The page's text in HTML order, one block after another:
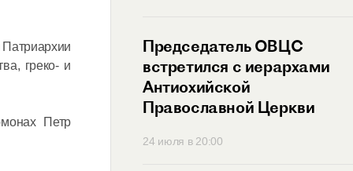
греко- и
Петр
ОВЦС провел
Председатель ОВЦС
встретился с иерархами
Антиохийской
Православной Церкви
24 июля в 20:00